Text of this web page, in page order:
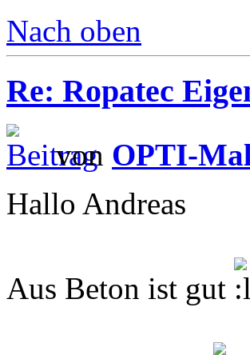
Nach oben
Re: Ropatec
von OPTI-
Hallo Andreas
Aus Beton ist gut